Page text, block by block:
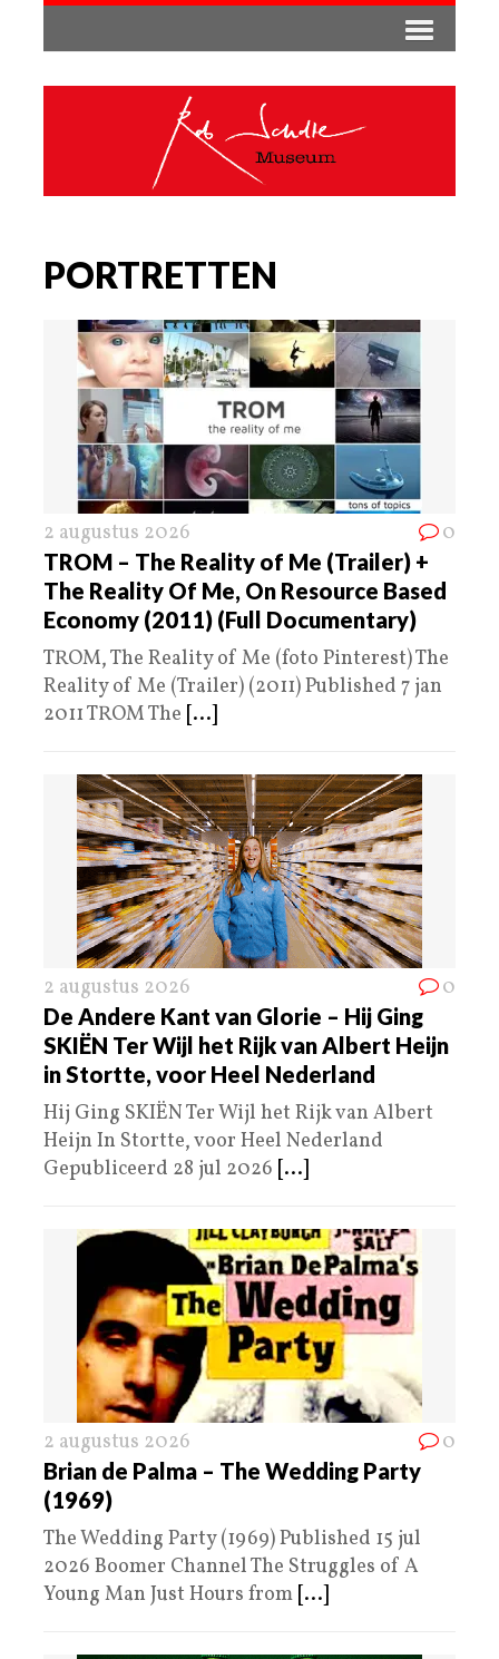
PORTRETTEN
2 augustus 2026 0
TROM – The Reality of Me (Trailer) +
The Reality Of Me, On Resource Based
Economy (2011) (Full Documentary)
TROM, The Reality of Me (foto Pinterest) The
Reality of Me (Trailer) (2011) Published 7 jan
2011 TROM The [...]
2 augustus 2026 0
De Andere Kant van Glorie – Hij Ging
SKIËN Ter Wijl het Rijk van Albert Heijn
in Stortte, voor Heel Nederland
Hij Ging SKIËN Ter Wijl het Rijk van Albert
Heijn In Stortte, voor Heel Nederland
Gepubliceerd 28 jul 2026 [...]
2 augustus 2026 0
Brian de Palma – The Wedding Party
(1969)
The Wedding Party (1969) Published 15 jul
2026 Boomer Channel The Struggles of A
Young Man Just Hours from [...]